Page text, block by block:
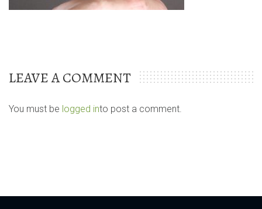
LEAVE A COMMENT
You must be logged into post a comment.